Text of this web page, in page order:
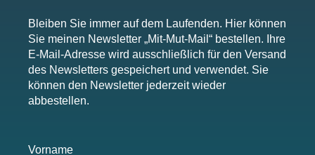
Bleiben Sie immer auf dem Laufenden. Hier können
Sie meinen Newsletter „Mit-Mut-Mail“ bestellen. Ihre
E-Mail-Adresse wird ausschließlich für den Versand
des Newsletters gespeichert und verwendet. Sie
können den Newsletter jederzeit wieder
abbestellen.
Vorname